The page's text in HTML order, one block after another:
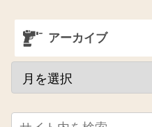
アーカイブ